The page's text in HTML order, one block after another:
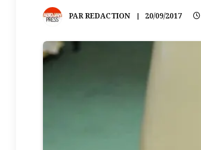
PARREDACTION 20/09/2017